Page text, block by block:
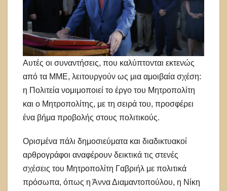
Αυτές οι συναντήσεις, που καλύπτονται εκτενώς
από τα ΜΜΕ, λειτουργούν ως μια αμοιβαία σχέση:
η Πολιτεία νομιμοποιεί το έργο του Μητροπολίτη
και ο Μητροπολίτης, με τη σειρά του, προσφέρει
ένα βήμα προβολής στους πολιτικούς.
Ορισμένα πάλι δημοσιεύματα και διαδικτυακοί
αρθρογράφοι αναφέρουν δεικτικά τις στενές
σχέσεις του Μητροπολίτη Γαβριήλ με πολιτικά
πρόσωπα, όπως η Άννα Διαμαντοπούλου, η Νίκη